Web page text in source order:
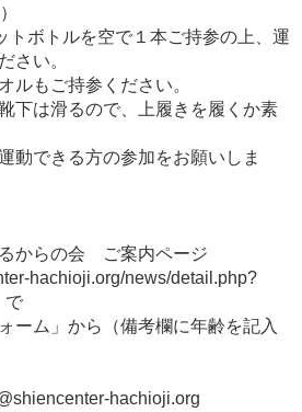
トボトルを空で１本ご持参の上、運
さい。
持参ください。
るので、上履きを履くか素
る方の参加をお願いしま
からの会 ご案内ページ
hachioji.org/news/detail.php?
で
ーム」から（備考欄に年齢を記入
hachioji.org